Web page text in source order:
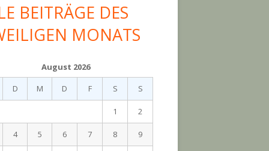
BEITRÄGE DES
MONATS
August 2026
D M D F S S
1 2
4 5 6 7 8 9